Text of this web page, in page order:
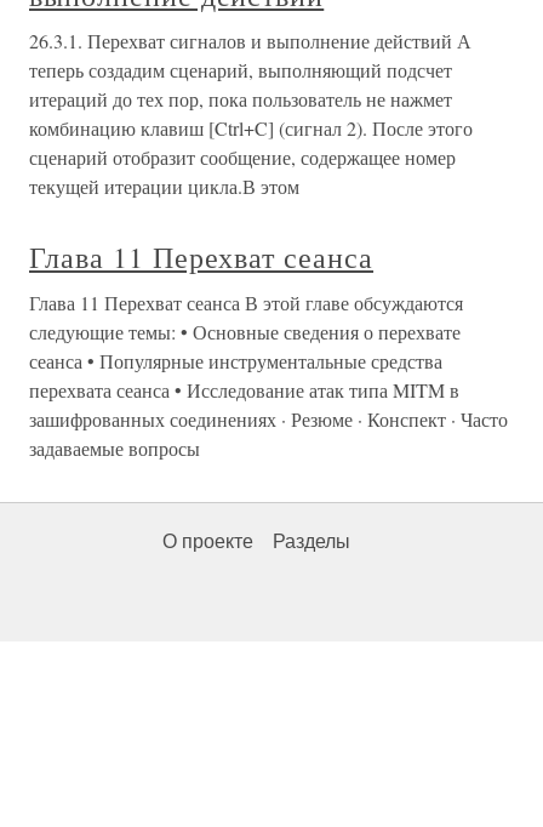
26.3.1. Перехват сигналов и выполнение действий А
теперь создадим сценарий, выполняющий подсчет
итераций до тех пор, пока пользователь не нажмет
комбинацию клавиш [Ctrl+C] (сигнал 2). После этого
сценарий отобразит сообщение, содержащее номер
текущей итерации цикла.В этом
Глава 11 Перехват сеанса
Глава 11 Перехват сеанса В этой главе обсуждаются
следующие темы: • Основные сведения о перехвате
сеанса • Популярные инструментальные средства
перехвата сеанса • Исследование атак типа MITM в
зашифрованных соединениях · Резюме · Конспект · Часто
задаваемые вопросы
О проекте Разделы